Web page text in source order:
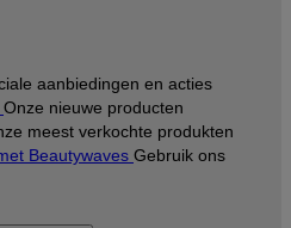
aanbiedingen en acties
Onze nieuwe producten
meest verkochte produkten
Beautywaves Gebruik ons